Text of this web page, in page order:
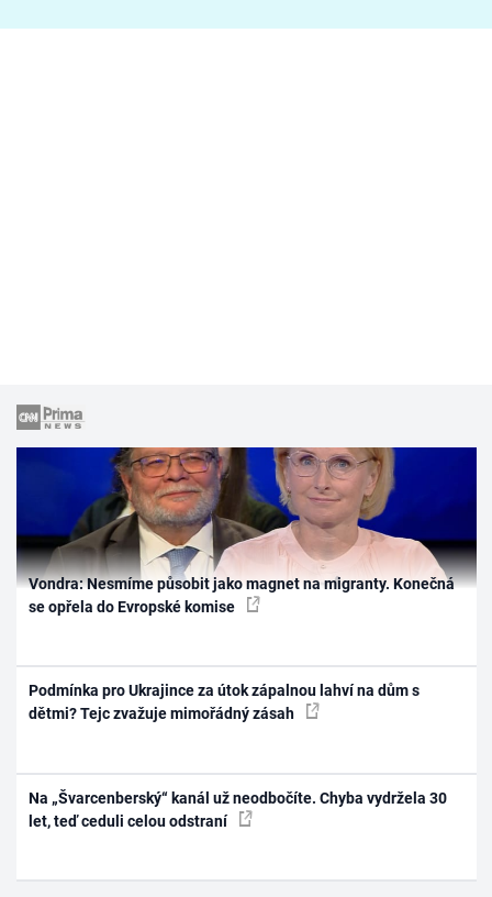
Vondra: Nesmíme působit jako magnet na migranty. Konečná
se opřela do Evropské komise
Podmínka pro Ukrajince za útok zápalnou lahví na dům s
dětmi? Tejc zvažuje mimořádný zásah
Na „Švarcenberský“ kanál už neodbočíte. Chyba vydržela 30
let, teď ceduli celou odstraní